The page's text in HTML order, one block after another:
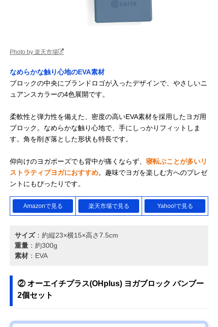
Photo by 楽天市場
なめらかな触り心地のEVA素材
ブロックの中央にブランドロゴが入ったデザインで、やさしいニ
ュアンスカラーの4色展開です。
柔軟性と弾力性を備えた、密度の高いEVA素材を採用したヨガ用
ブロック。なめらかな触り心地で、手にしっかりフィットしま
す。角を削ぎ落とした形状も特長です。
仰向けのヨガポーズでも背中が痛くならず、 寝転ぶことが多いリ
ストラティブヨガにおすすめ。趣味でヨガを楽しむ方へのプレゼ
ントにもぴったりです。
Amazonで見る 楽天市場で見る Yahoo!で見る
サイズ：約縦23×横15×高さ7.5cm
重量 ：約300g
素材 ：EVA
② オーエイチプラス(OHplus) ヨガブロック バンブー
2個セット